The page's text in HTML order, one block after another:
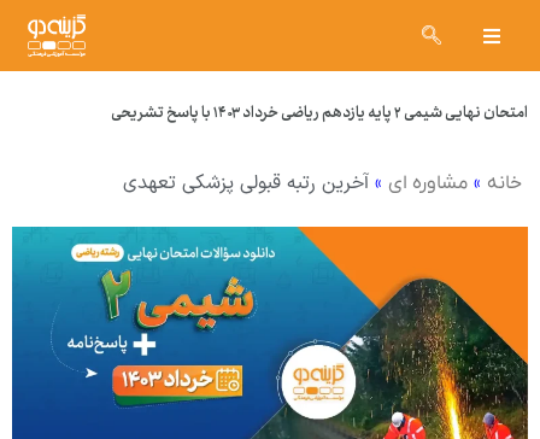
امتحان نهایی شیمی ۲ پایه یازدهم ریاضی خرداد ۱۴۰۳ با پاسخ تشریحی
خانه » مشاوره ای » آخرین رتبه قبولی پزشکی تعهدی